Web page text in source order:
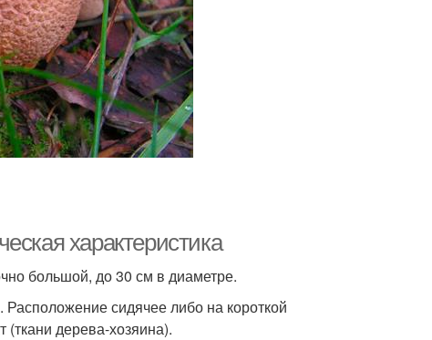
характеристика
большой, до 30 см в диаметре.
сидячее либо на короткой
(ткани дерева-хозяина).